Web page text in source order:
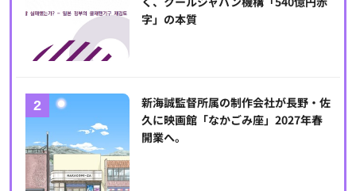
字」の本質
新海誠監督所属の制作会社が長野・佐
久に映画館「なかごみ座」2027年春
開業へ。